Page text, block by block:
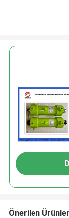
Önerilen Ürünler